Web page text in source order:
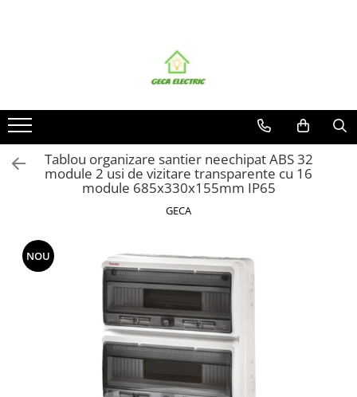
CABLURI
Energie
Flexibile
Siliconice
Date, telecomunicatii si telefonie
Cablu solar
Coaxiale
Tablou organizare santier neechipat ABS 32
module 2 usi de vizitare transparente cu 16
module 685x330x155mm IP65
GECA
NOU